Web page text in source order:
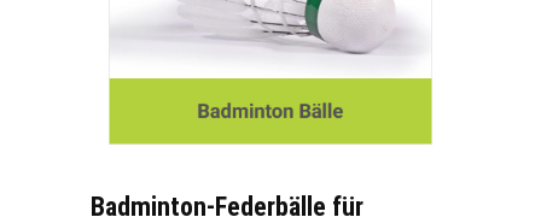
Badminton-Federbälle für